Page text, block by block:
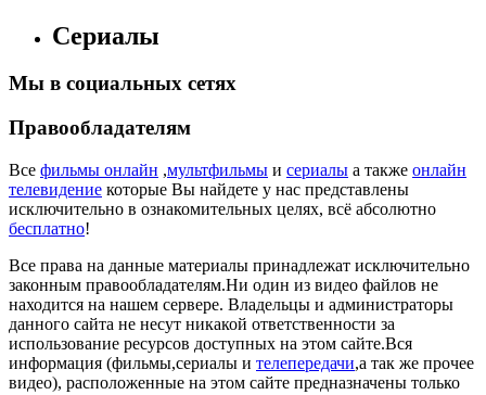
Сериалы
Мы в социальных сетях
Правообладателям
Все фильмы онлайн ,мультфильмы и сериалы а также онлайн
телевидение которые Вы найдете у нас представлены
исключительно в ознакомительных целях, всё абсолютно
бесплатно!
Все права на данные материалы принадлежат исключительно
законным правообладателям.Ни один из видео файлов не
находится на нашем сервере. Владельцы и администраторы
данного сайта не несут никакой ответственности за
использование ресурсов доступных на этом сайте.Вся
информация (фильмы,сериалы и телепередачи,а так же прочее
видео), расположенные на этом сайте предназначены только